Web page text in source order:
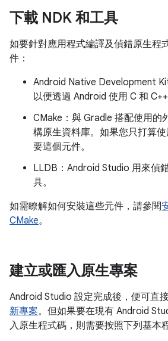
下載 NDK 和工具
如要針對應用程式編譯及偵錯原生程
件：
Android Native Development
以便透過 Android 使用 C 和
CMake：與 Gradle 搭配使用的
構原生資料庫。如果您只打算
要這個元件。
LLDB ：Android Studio 用來偵
具。
如需瞭解如何安裝這些元件，請參閱
CMake。
建立或匯入原生專案
Android Studio 設定完成後，便可直
新專案。但如果要在現有 Android
入原生程式碼，則需要按照下列基本